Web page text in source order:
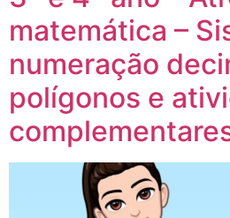
matemática –
numeração
polígonos e